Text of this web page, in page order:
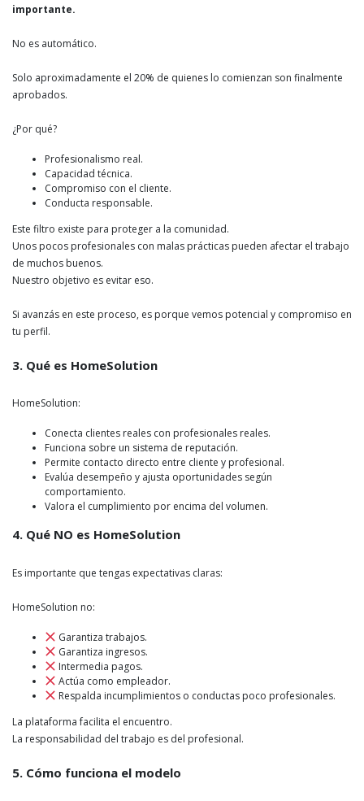
importante.
No es automático.
Solo aproximadamente el 20% de quienes lo comienzan son finalmente
aprobados.
¿Por qué?
Profesionalismo real.
Capacidad técnica.
Compromiso con el cliente.
Conducta responsable.
Este filtro existe para proteger a la comunidad.
Unos pocos profesionales con malas prácticas pueden afectar el trabajo
de muchos buenos.
Nuestro objetivo es evitar eso.
Si avanzás en este proceso, es porque vemos potencial y compromiso en
tu perfil.
3. Qué es HomeSolution
HomeSolution:
Conecta clientes reales con profesionales reales.
Funciona sobre un sistema de reputación.
Permite contacto directo entre cliente y profesional.
Evalúa desempeño y ajusta oportunidades según
comportamiento.
Valora el cumplimiento por encima del volumen.
4. Qué NO es HomeSolution
Es importante que tengas expectativas claras:
HomeSolution no:
Garantiza trabajos.
Garantiza ingresos.
Intermedia pagos.
Actúa como empleador.
Respalda incumplimientos o conductas poco profesionales.
La plataforma facilita el encuentro.
La responsabilidad del trabajo es del profesional.
5. Cómo funciona el modelo